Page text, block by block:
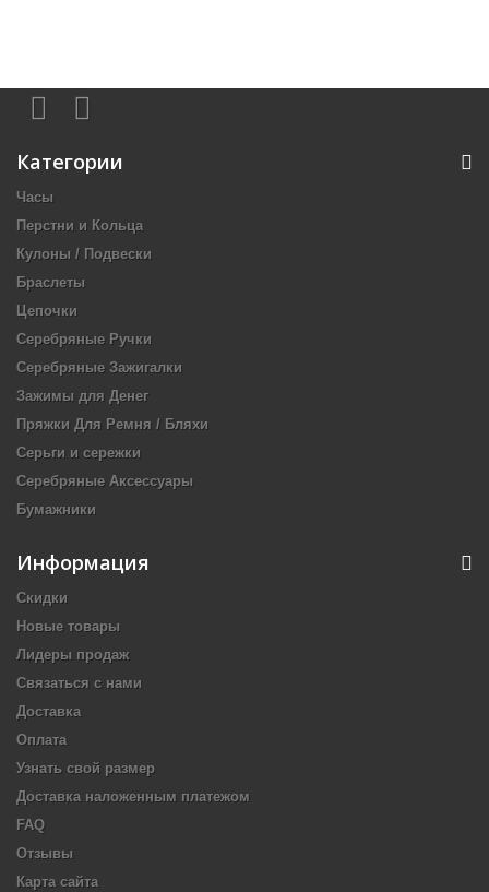
Категории
Часы
Перстни и Кольца
Кулоны / Подвески
Браслеты
Цепочки
Серебряные Ручки
Серебряные Зажигалки
Зажимы для Денег
Пряжки Для Ремня / Бляхи
Серьги и сережки
Серебряные Аксессуары
Бумажники
Информация
Скидки
Новые товары
Лидеры продаж
Связаться с нами
Доставка
Оплата
Узнать свой размер
Доставка наложенным платежом
FAQ
Отзывы
Карта сайта